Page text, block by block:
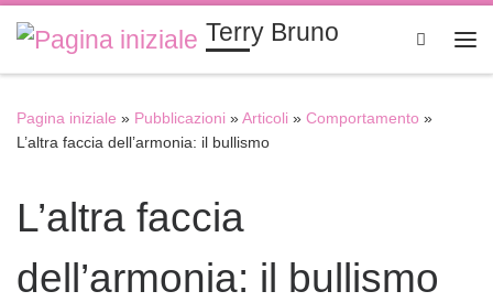
Passa al contenuto Terry Bruno
Search
Pagina iniziale » Pubblicazioni »Articoli » Comportamento »
L’altra faccia dell’armonia: il bullismo
L’altra faccia
dell’armonia: il bullismo